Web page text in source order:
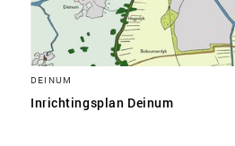
DEINUM
Inrichtingsplan Deinum